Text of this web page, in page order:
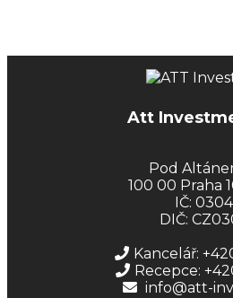
Att
Pod
100 00 Praha
IČ:
DIČ:
Kancelář:
Recepce:
info@att-